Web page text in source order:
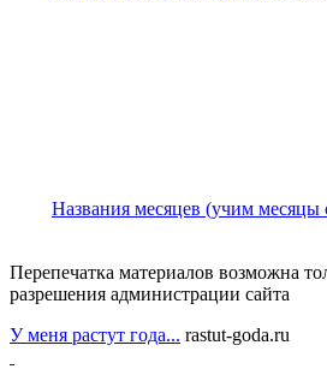
Названия месяцев (учим месяцы
Перепечатка материалов возможна
разрешения администрации сайта
У меня растут года... rastut-goda.ru